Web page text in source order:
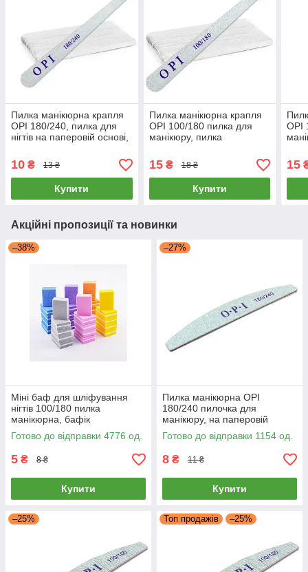
Пилка манікюрна крапля
OPI 180/240, пилка для
нігтів на паперовій основі,
манікюру
10 ₴ 13 ₴
Купити
Пилка манікюрна крапля
OPI 100/180 пилка для
манікюру, пилка
основі, пилка для нігтів
15₴ 18 ₴
Купити
OPI
15
Акційні пропозиції та новинки
–38%
Міні баф для шліфування
нігтів 100/180 пилка
манікюрна, бафік
манікюрний на м'якій основі,
пилка для нігтів
Готово до відправки 4776 од.
5 ₴ 8 ₴
Купити
–27%
Пилка манікюрна OPI
180/240 пилочка для
манікюру, на паперовій
основі, пилка для нігтів
Готово до відправки 1154 од.
8 ₴ 11 ₴
Купити
–25% Топ продажів –25%